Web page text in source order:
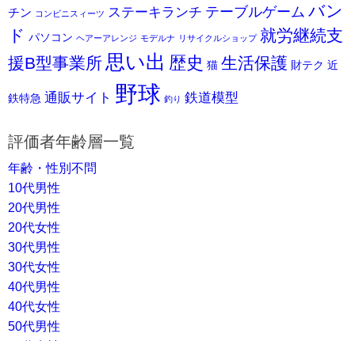
チン コンビニスィーツ ステーキランチ テーブルゲーム バン
ド パソコン ヘアーアレンジ モデルナ リサイクルショップ 就労継続支
援B型事業所 思い出 歴史 猫 生活保護 財テク 近
鉄特急 通販サイト 野球 釣り 鉄道模型
評価者年齢層一覧
年齢・性別不問
10代男性
20代男性
20代女性
30代男性
30代女性
40代男性
40代女性
50代男性